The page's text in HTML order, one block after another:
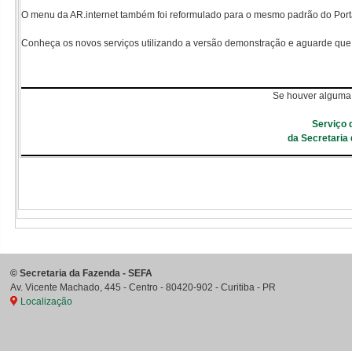
O menu da AR.internet também foi reformulado para o mesmo padrão do
Conheça os novos serviços utilizando a versão demonstração e aguarde
Se houver
Serviço
da Secretaria
© Secretaria da Fazenda - SEFA
Av. Vicente Machado, 445 - Centro - 80420-902 - Curitiba - PR
Localização